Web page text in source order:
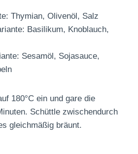
Thymian, Olivenöl, Salz
Basilikum, Knoblauch,
Sesamöl, Sojasauce,
180°C ein und gare die
Schüttle zwischendurch
gleichmäßig bräunt.